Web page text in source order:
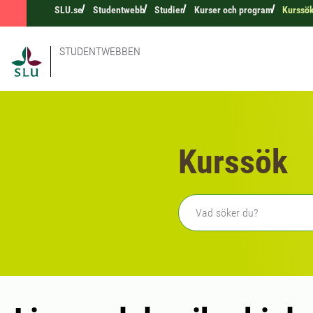
SLU.se Studentwebb Studier Kurser och program
STUDENTWEBBEN
Kurssök
Fritext sökning